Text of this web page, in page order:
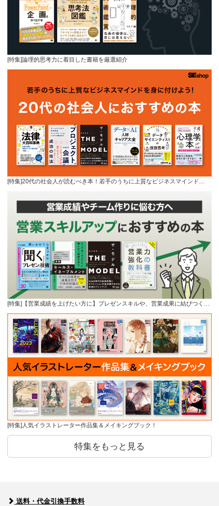
[特集]論理的思考力に着目した書籍を厳選紹介
[特集]20代の社会人が読むべき本！若手のうちに上質なビジネスマインド…
[特集]【営業成績を上げたい方に】プレゼンスキルや、営業成果に結びつく…
[特集]人気イラストレーター作品集＆メイキングブック！
特集をもっと見る
送料・代金引換手数料